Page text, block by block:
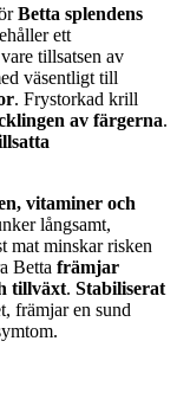
Betta splendens
ett
tillsatsen av
väsentligt till
. Frystorkad krill
av färgerna.
vitaminer och
långsamt,
mat minskar risken
Betta främjar
tillväxt. Stabiliserat
främjar en sund